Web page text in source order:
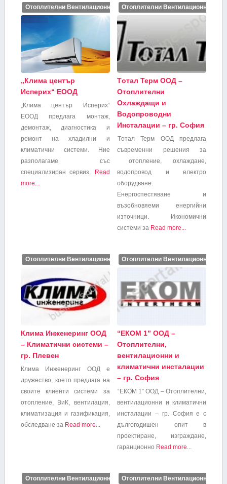
Отоплителни Вентилационни и Климатични инсталации
„Клима център
Исперих“ ЕООД
„Клима център Исперих“
ЕООД предлага монтаж,
демонтаж, диагностика и
ремонт на хладилни и
климатични системи. Ние
разполагаме със
специализиран сервиз,
Read
more...
Отоплителни Вентилационни и
Tотал Терм ООД –
Отоплителни
Охлаждащи и
Водопроводни
Инсталации – гр. София
Tотал Терм ООД предлага
съвременни решения за
отопление, охлаждане,
водопровод и електро
оборудване.
Енергоспестяване и
възобновяеми енергийни
източници. Икономични
системи за Read more...
Отоплителни Вентилационни и Климатични инсталации
Клима Инженеринг ООД
– Климатични системи –
гр. Плевен
Клима Инженеринг ООД е
дружество, което предлага на
своите клиенти системи за
отопление, ВиК, вентилация,
климатизация и газификация,
обследване за Read more...
Отоплителни Вентилационни и
“ЕКОМ 1” ООД –
Отоплителни,
вентилационни и
климатични инсталации
– гр. София
“ЕКОМ 1” ООД – Отоплителни,
вентилационни и климатични
инсталации – гр. София е с
дългогодишен опит в
проектиране, изграждане,
гаранционно Read more...
Отоплителни Вентилационни и Климатични инсталации
Отоплителни Вентилационни и